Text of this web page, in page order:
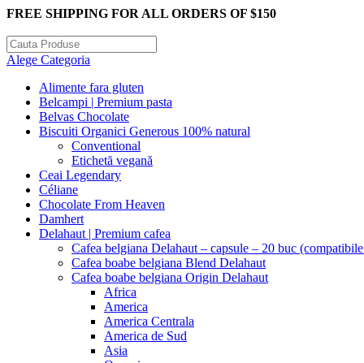
FREE SHIPPING FOR ALL ORDERS OF $150
Alege Categoria
Alimente fara gluten
Belcampi | Premium pasta
Belvas Chocolate
Biscuiti Organici Generous 100% natural
Conventional
Etichetă vegană
Ceai Legendary
Céliane
Chocolate From Heaven
Damhert
Delahaut | Premium cafea
Cafea belgiana Delahaut – capsule – 20 buc
Cafea boabe belgiana Blend Delahaut
Cafea boabe belgiana Origin Delahaut
Africa
America
America Centrala
America de Sud
Asia